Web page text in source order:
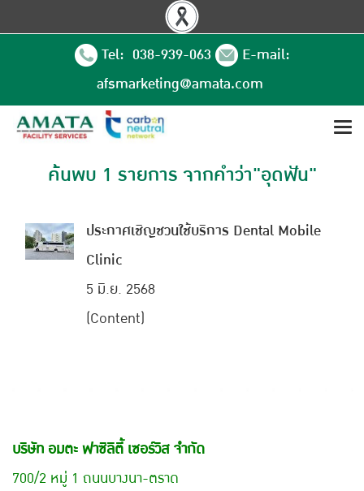
Tel: 038-939-063
E-mail:
afsmarketing@amata.com
ค้นพบ 1 รายการ จากคำว่า"อุดฟัน"
ประกาศเชิญชวนใช้บริการ Dental Mobile
Clinic
5 มิ.ย. 2568
(Content)
บริษัท อมตะ ฟาซิลิตี้ เซอร์วิส จำกัด
700/2 หมู่ 1 ถนนบางนา-ตราด